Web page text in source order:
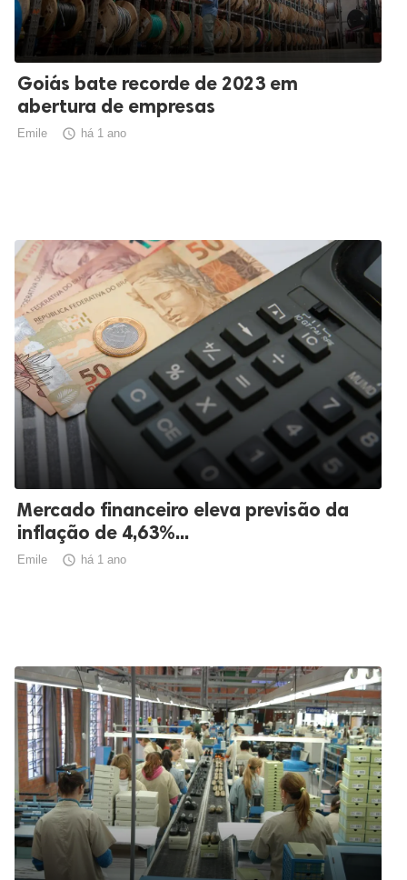
Goiás bate recorde de 2023 em
abertura de empresas
Emile  há 1 ano
Mercado financeiro eleva previsão da
inflação de 4,63%...
Emile  há 1 ano